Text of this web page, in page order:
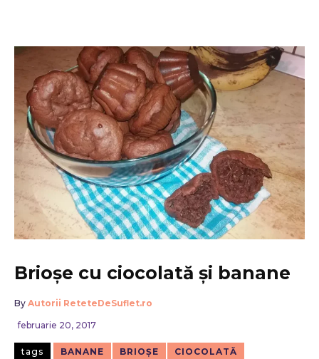
Brioșe cu ciocolată și banane
By Autorii ReteteDeSuflet.ro
februarie 20, 2017
tags BANANE BRIOȘE CIOCOLATĂ